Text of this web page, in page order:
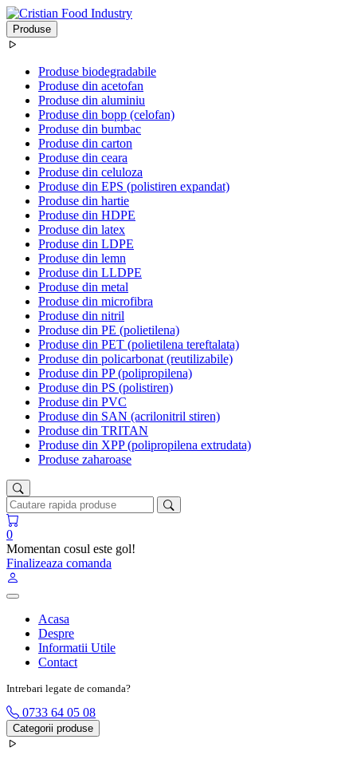
Produse
Produse biodegradabile
Produse din acetofan
Produse din aluminiu
Produse din bopp (celofan)
Produse din bumbac
Produse din carton
Produse din ceara
Produse din celuloza
Produse din EPS (polistiren expandat)
Produse din hartie
Produse din HDPE
Produse din latex
Produse din LDPE
Produse din lemn
Produse din LLDPE
Produse din metal
Produse din microfibra
Produse din nitril
Produse din PE (polietilena)
Produse din PET (polietilena tereftalata)
Produse din policarbonat (reutilizabile)
Produse din PP (polipropilena)
Produse din PS (polistiren)
Produse din PVC
Produse din SAN (acrilonitril stiren)
Produse din TRITAN
Produse din XPP (polipropilena extrudata)
Produse zaharoase
0
Momentan cosul este gol!
Finalizeaza comanda
Acasa
Despre
Informatii Utile
Contact
Intrebari legate de comanda?
0733 64 05 08
Categorii produse